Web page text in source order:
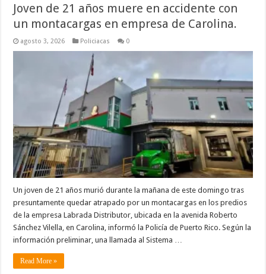
Joven de 21 años muere en accidente con
un montacargas en empresa de Carolina.
agosto 3, 2026 Policiacas 0
Un joven de 21 años murió durante la mañana de este domingo tras
presuntamente quedar atrapado por un montacargas en los predios
de la empresa Labrada Distributor, ubicada en la avenida Roberto
Sánchez Vilella, en Carolina, informó la Policía de Puerto Rico. Según la
información preliminar, una llamada al Sistema …
Read More »